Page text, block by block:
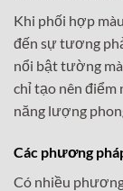
Khi phối hợp
đến sự tương
nổi bật tường
chỉ tạo nên điểm
năng lượng
Các phương
Có nhiều